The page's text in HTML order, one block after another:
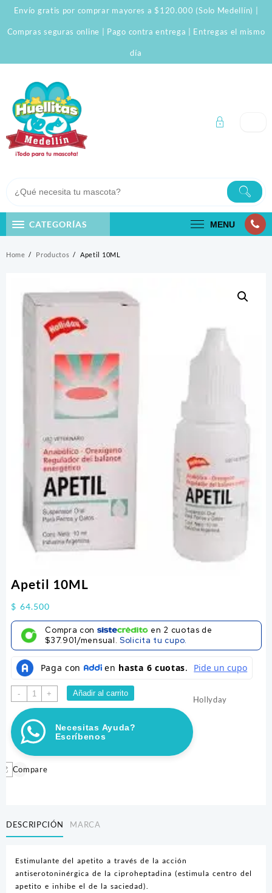
Skip
content
Envío gratis por comprar mayores a $120.000 (Solo Medellín) |
Compras seguras online | Pago contra entrega | Entregas el mismo
día
CATEGORÍAS MENU
Home Productos Apetil 10ML
Apetil 10ML
$ 64.500
Compra con en 2 cuotas de
$37.901/mensual.Solicita tu cupo.
-
Apetil
10ML
cantidad
+ Añadir al carrito
Necesitas Ayuda?
Escríbenos
Compare
Hollyday
DESCRIPCIÓN MARCA
Estimulante del apetito a través de la acción
antiserotoninérgica de la ciproheptadina (estimula centro del
apetito e inhibe el de la saciedad).